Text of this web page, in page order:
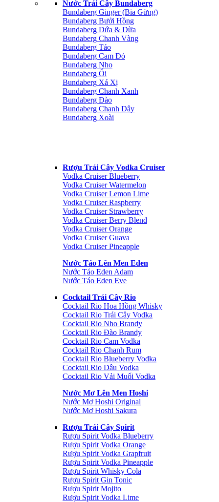
Nước Trái Cây Bundaberg
Bundaberg Ginger (Bia Gừng)
Bundaberg Bưởi Hồng
Bundaberg Dứa & Dừa
Bundaberg Chanh Vàng
Bundaberg Táo
Bundaberg Cam Đỏ
Bundaberg Nho
Bundaberg Ổi
Bundaberg Xá Xị
Bundaberg Chanh Xanh
Bundaberg Đào
Bundaberg Chanh Dây
Bundaberg Xoài
Rượu Trái Cây Vodka Cruiser
Vodka Cruiser Blueberry
Vodka Cruiser Watermelon
Vodka Cruiser Lemon Lime
Vodka Cruiser Raspberry
Vodka Cruiser Strawberry
Vodka Cruiser Berry Blend
Vodka Cruiser Orange
Vodka Cruiser Guava
Vodka Cruiser Pineapple
Nước Táo Lên Men Eden
Nước Táo Eden Adam
Nước Táo Eden Eve
Cocktail Trái Cây Rio
Cocktail Rio Hoa Hồng Whisky
Cocktail Rio Trái Cây Vodka
Cocktail Rio Nho Brandy
Cocktail Rio Đào Brandy
Cocktail Rio Cam Vodka
Cocktail Rio Chanh Rum
Cocktail Rio Blueberry Vodka
Cocktail Rio Dâu Vodka
Cocktail Rio Vải Muối Vodka
Nước Mơ Lên Men Hoshi
Nước Mơ Hoshi Original
Nước Mơ Hoshi Sakura
Rượu Trái Cây Spirit
Rượu Spirit Vodka Blueberry
Rượu Spirit Vodka Orange
Rượu Spirit Vodka Grapfruit
Rượu Spirit Vodka Pineapple
Rượu Spirit Whisky Cola
Rượu Spirit Gin Tonic
Rượu Spirit Mojito
Rượu Spirit Vodka Lime